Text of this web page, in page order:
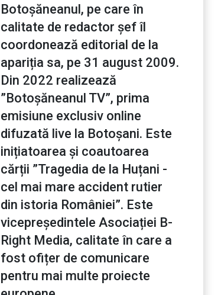
Botoșăneanul, pe care în
calitate de redactor șef îl
coordonează editorial de la
apariția sa, pe 31 august 2009.
Din 2022 realizează
”Botoșăneanul TV”, prima
emisiune exclusiv online
difuzată live la Botoșani. Este
inițiatoarea și coautoarea
cărții ”Tragedia de la Huțani -
cel mai mare accident rutier
din istoria României”. Este
vicepreședintele Asociației B-
Right Media, calitate în care a
fost ofițer de comunicare
pentru mai multe proiecte